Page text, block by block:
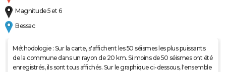
Magnitude 5 et 6
Bessac
Méthodologie : Sur la carte, s'affichent les 50 séismes les plus puissants
de la commune dans un rayon de 20 km. Si moins de 50 séismes ont été
enregistrés, ils sont tous affichés. Sur le graphique ci-dessous, l'ensemble